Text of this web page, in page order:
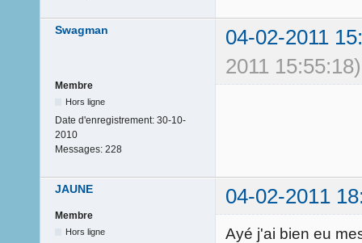
Swagman
04-02-2011
2011 15:55:18)
Membre
Hors ligne
Date d'enregistrement: 30-10-
2010
Messages: 228
JAUNE 04-02-2011
Membre
Hors ligne
Ayé j'ai bien eu